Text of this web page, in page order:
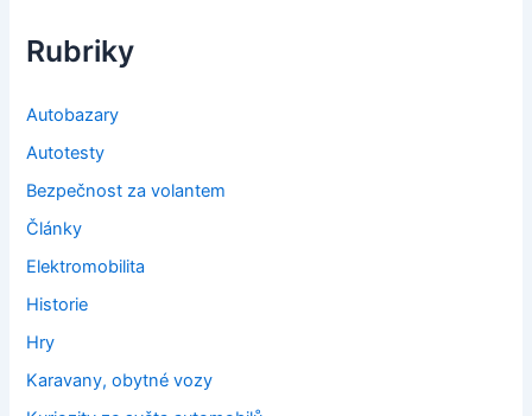
Rubriky
Autobazary
Autotesty
Bezpečnost za volantem
Články
Elektromobilita
Historie
Hry
Karavany, obytné vozy